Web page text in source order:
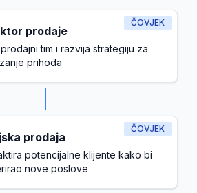
ČOVJEK
prodaje
tim i razvija strategiju za
prihoda
ČOVJEK
prodaja
potencijalne klijente kako bi
nove poslove